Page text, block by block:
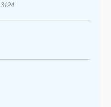
3124